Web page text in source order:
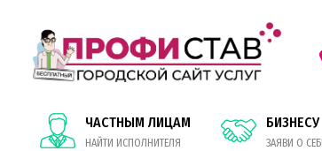
ЧАСТНЫМ ЛИЦАМ
НАЙТИ ИСПОЛНИТЕЛЯ
БИЗНЕСУ
ЗАЯВИ О